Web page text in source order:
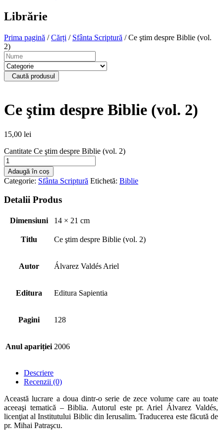
Librărie
Prima pagină /Cărți / Sfânta Scriptură / Ce ştim despre Biblie (vol.
2)
Caută produsul
Ce ştim despre Biblie (vol. 2)
15,00 lei
Cantitate Ce ştim despre Biblie (vol. 2)
Adaugă în coș
Categorie: Sfânta Scriptură Etichetă: Biblie
Detalii Produs
Dimensiuni 14 × 21 cm
Titlu Ce ştim despre Biblie (vol. 2)
Autor Álvarez Valdés Ariel
Editura Editura Sapientia
Pagini 128
Anul apariției 2006
Descriere
Recenzii (0)
Această lucrare a doua dintr-o serie de zece volume care au toate
aceeaşi tematică – Biblia. Autorul este pr. Ariel Álvarez Valdés,
licenţiat al Institutului Biblic din Ierusalim. Traducerea este făcută de
pr. Mihai Patraşcu.